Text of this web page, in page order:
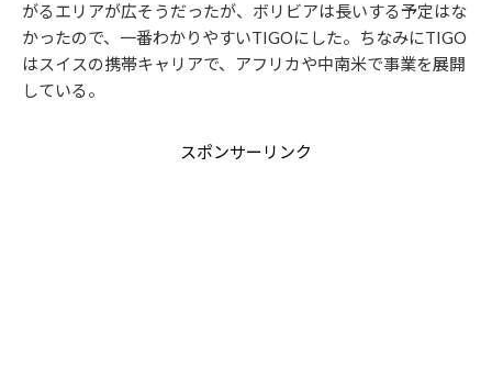
がるエリアが広そうだったが、ボリビアは長いする予定はな
かったので、一番わかりやすいTIGOにした。ちなみにTIGO
はスイスの携帯キャリアで、アフリカや中南米で事業を展開
している。
スポンサーリンク